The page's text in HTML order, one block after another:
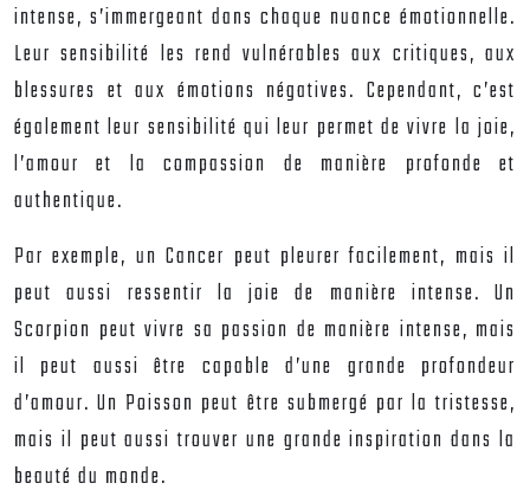
intense, s’immergeant dans chaque nuance émotionnelle.
Leur sensibilité les rend vulnérables aux critiques, aux
blessures et aux émotions négatives. Cependant, c’est
également leur sensibilité qui leur permet de vivre la joie,
l’amour et la compassion de manière profonde et
authentique.
Par exemple, un Cancer peut pleurer facilement, mais il
peut aussi ressentir la joie de manière intense. Un
Scorpion peut vivre sa passion de manière intense, mais
il peut aussi être capable d’une grande profondeur
d’amour. Un Poisson peut être submergé par la tristesse,
mais il peut aussi trouver une grande inspiration dans la
beauté du monde.